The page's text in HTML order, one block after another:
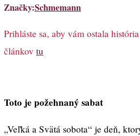
Značky:Schmemann
Prihláste sa, aby vám ostala
článkov tu
Toto je požehnaný sabat
„Veľká a Svätá sobota“ je deň,